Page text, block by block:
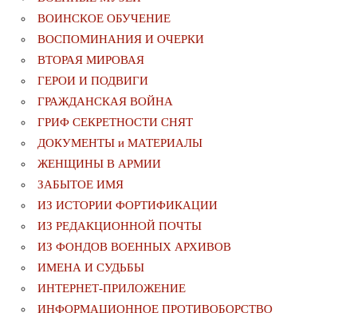
ВОИНСКОЕ ОБУЧЕНИЕ
ВОСПОМИНАНИЯ И ОЧЕРКИ
ВТОРАЯ МИРОВАЯ
ГЕРОИ И ПОДВИГИ
ГРАЖДАНСКАЯ ВОЙНА
ГРИФ СЕКРЕТНОСТИ СНЯТ
ДОКУМЕНТЫ и МАТЕРИАЛЫ
ЖЕНЩИНЫ В АРМИИ
ЗАБЫТОЕ ИМЯ
ИЗ ИСТОРИИ ФОРТИФИКАЦИИ
ИЗ РЕДАКЦИОННОЙ ПОЧТЫ
ИЗ ФОНДОВ ВОЕННЫХ АРХИВОВ
ИМЕНА И СУДЬБЫ
ИНТЕРНЕТ-ПРИЛОЖЕНИЕ
ИНФОРМАЦИОННОЕ ПРОТИВОБОРСТВО